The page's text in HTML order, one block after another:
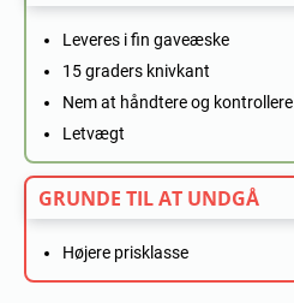
Leveres i fin gaveæske
15 graders knivkant
Nem at håndtere og kontrollere
Letvægt
GRUNDE TIL AT UNDGÅ
Højere prisklasse